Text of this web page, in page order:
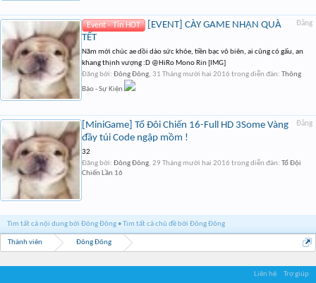
Đăng
Event - Tin HOT
[EVENT] CÀY GAME NHẬN QUÀ
TẾT
Năm mới chúc ae dồi dào sức khỏe, tiền bạc vô biên, ai cũng có gấu, an
khang thịnh vượng :D @HiRo Mono Rin [IMG]
Đăng bởi: Đông Đông, 31 Tháng mười hai 2016 trong diễn đàn: Thông
Báo - Sự Kiện
Đăng
[MiniGame] Tổ Đôi Chiến 16-Full HD 3Some Vàng
đầy túi Code ngập mồm !
32
Đăng bởi: Đông Đông, 29 Tháng mười hai 2016 trong diễn đàn: Tổ Đội
Chiến Lần 16
Tìm tất cả nội dung bởi Đông Đông Tìm tất cả chủ đề bởi Đông Đông
Thành viên Đông Đông
Liên hệ Trợ giúp